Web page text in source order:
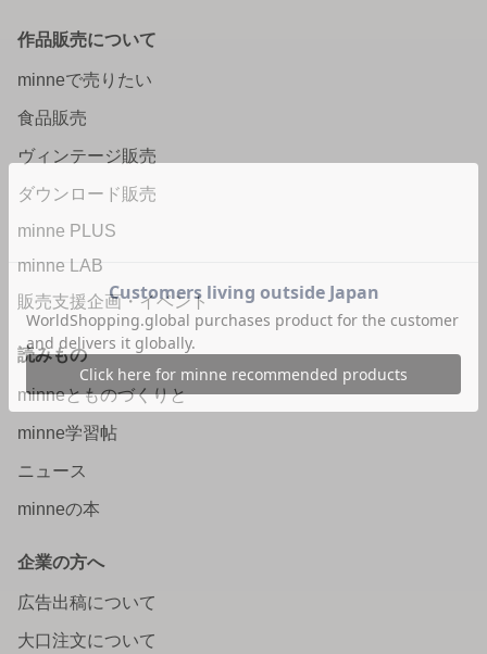
作品販売について
minneで売りたい
食品販売
ヴィンテージ販売
ダウンロード販売
minne PLUS
minne LAB
販売支援企画・イベント
読みもの
minneとものづくりと
minne学習帖
ニュース
minneの本
企業の方へ
広告出稿について
大口注文について